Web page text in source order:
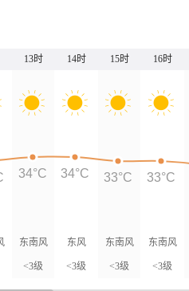
13时 14时 15时 16时
东南风
<3级
东风
<3级
东南风
<3级
东南风
<3级
34°C 34°C 33°C 33°C